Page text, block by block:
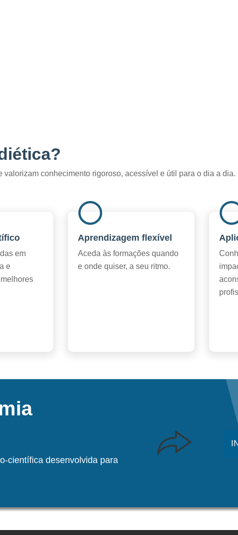
conhecimento rigoroso, acessível e útil para o dia a dia.
em
e
Aprendizagem flexível
Aceda às formações quando
e onde quiser, a seu ritmo.
científica desenvolvida para